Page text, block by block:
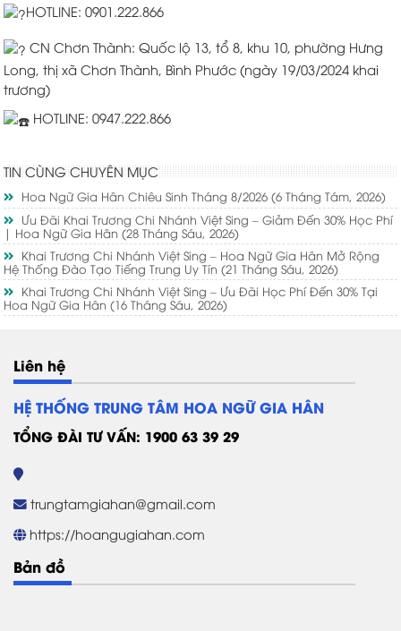
HOTLINE: 0901.222.866
CN Chơn Thành: Quốc lộ 13, tổ 8, khu 10, phường Hưng
Long, thị xã Chơn Thành, Bình Phước (ngày 19/03/2024 khai
trương)
HOTLINE: 0947.222.866
TIN CÙNG CHUYÊN MỤC
Hoa Ngữ Gia Hân Chiêu Sinh Tháng 8/2026(6 Tháng Tám, 2026)
Ưu Đãi Khai Trương Chi Nhánh Việt Sing – Giảm Đến 30% Học Phí
| Hoa Ngữ Gia Hân(28 Tháng Sáu, 2026)
Khai Trương Chi Nhánh Việt Sing – Hoa Ngữ Gia Hân Mở Rộng
Hệ Thống Đào Tạo Tiếng Trung Uy Tín(21 Tháng Sáu, 2026)
Khai Trương Chi Nhánh Việt Sing – Ưu Đãi Học Phí Đến 30% Tại
Hoa Ngữ Gia Hân(16 Tháng Sáu, 2026)
Liên hệ
HỆ THỐNG TRUNG TÂM HOA NGỮ GIA HÂN
TỔNG ĐÀI TƯ VẤN: 1900 63 39 29
trungtamgiahan@gmail.com
https://hoangugiahan.com
Bản đồ